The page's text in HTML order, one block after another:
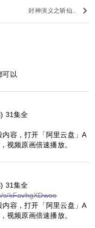
封神演义之斩仙.. keyboard_arrow_right
可以
31集全
容，打开「阿里云盘」A
视频原画倍速播放。
31集全
s/kFavhgXDwoo
容，打开「阿里云盘」A
视频原画倍速播放。